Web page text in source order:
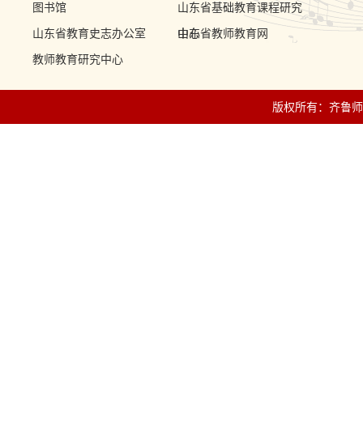
图书馆
山东省基础教育课程研究
中心
山东省教育史志办公室
山东省教师教育网
教师教育研究中心
版权所有：齐鲁